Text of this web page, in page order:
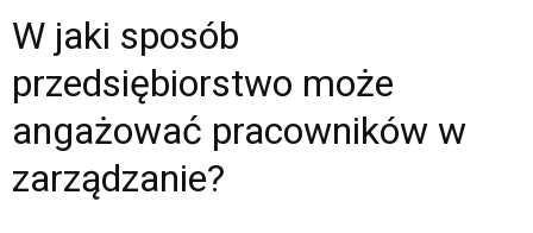
W jaki sposób
przedsiębiorstwo może
angażować pracowników w
zarządzanie?